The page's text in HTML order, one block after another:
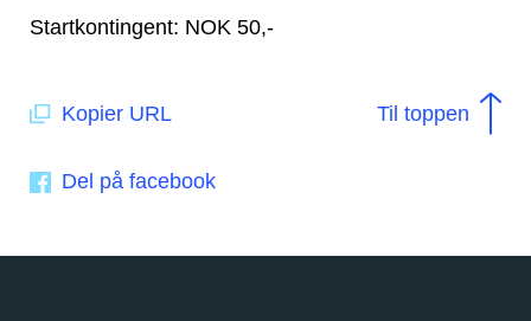
Startkontingent: NOK 50,-
Kopier URL
Del på facebook
Til toppen